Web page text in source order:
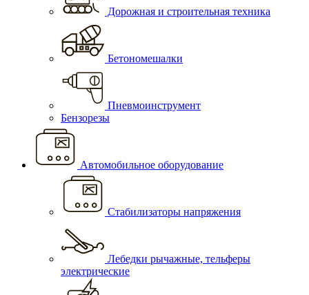
Дорожная и строительная техника
Бетономешалки
Пневмоинструмент
Бензорезы
Автомобильное оборудование
Стабилизаторы напряжения
Лебедки рычажные, тельферы
электрические